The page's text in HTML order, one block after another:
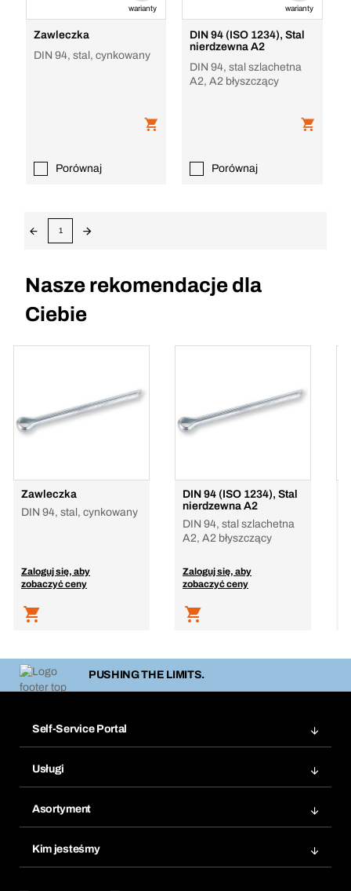
warianty
Zawleczka
DIN 94, stal, cynkowany
Porównaj
warianty
DIN 94 (ISO 1234), Stal
nierdzewna A2
DIN 94, stal szlachetna
A2, A2 błyszczący
Porównaj
1
Nasze rekomendacje dla
Ciebie
Zawleczka
DIN 94, stal, cynkowany
Zaloguj się, aby
zobaczyć ceny
DIN 94 (ISO 1234), Stal
nierdzewna A2
DIN 94, stal szlachetna
A2, A2 błyszczący
Zaloguj się, aby
zobaczyć ceny
PUSHING THE LIMITS.
Self-Service Portal
Ponowne zamówienie
Zamówienia cykliczne
Najczęściej zadawane pytania
Usługi
Chemiczna baza danych
eProcurement
Asortyment
Kim jesteśmy